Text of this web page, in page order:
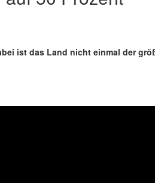
ist das Land nicht einmal der